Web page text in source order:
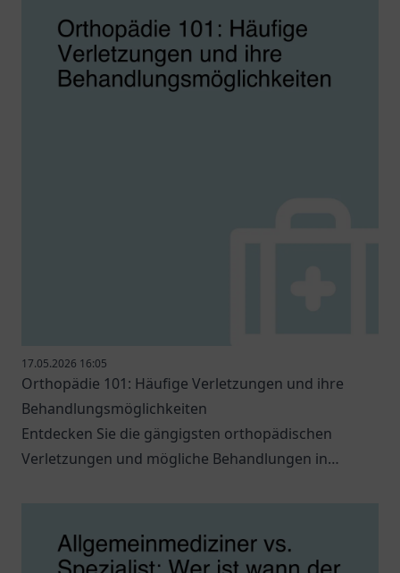
17.05.2026 16:05
Orthopädie 101: Häufige Verletzungen und ihre
Behandlungsmöglichkeiten
Entdecken Sie die gängigsten orthopädischen
Verletzungen und mögliche Behandlungen in